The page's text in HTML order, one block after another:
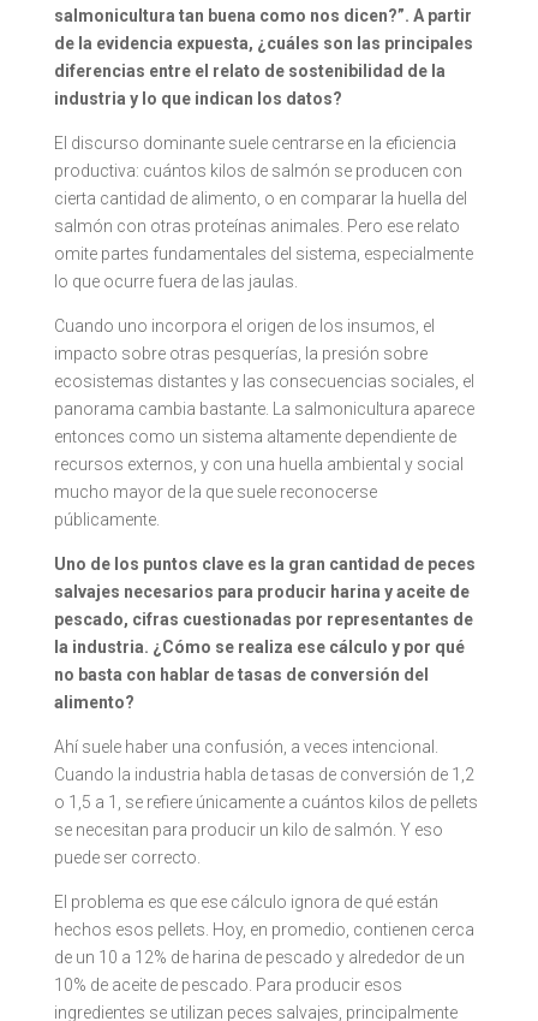
salmonicultura tan buena como nos dicen?”. A partir
de la evidencia expuesta, ¿cuáles son las principales
diferencias entre el relato de sostenibilidad de la
industria y lo que indican los datos?
El discurso dominante suele centrarse en la eficiencia
productiva: cuántos kilos de salmón se producen con
cierta cantidad de alimento, o en comparar la huella del
salmón con otras proteínas animales. Pero ese relato
omite partes fundamentales del sistema, especialmente
lo que ocurre fuera de las jaulas.
Cuando uno incorpora el origen de los insumos, el
impacto sobre otras pesquerías, la presión sobre
ecosistemas distantes y las consecuencias sociales, el
panorama cambia bastante. La salmonicultura aparece
entonces como un sistema altamente dependiente de
recursos externos, y con una huella ambiental y social
mucho mayor de la que suele reconocerse
públicamente.
Uno de los puntos clave es la gran cantidad de peces
salvajes necesarios para producir harina y aceite de
pescado, cifras cuestionadas por representantes de
la industria. ¿Cómo se realiza ese cálculo y por qué
no basta con hablar de tasas de conversión del
alimento?
Ahí suele haber una confusión, a veces intencional.
Cuando la industria habla de tasas de conversión de 1,2
o 1,5 a 1, se refiere únicamente a cuántos kilos de pellets
se necesitan para producir un kilo de salmón. Y eso
puede ser correcto.
El problema es que ese cálculo ignora de qué están
hechos esos pellets. Hoy, en promedio, contienen cerca
de un 10 a 12% de harina de pescado y alrededor de un
10% de aceite de pescado. Para producir esos
ingredientes se utilizan peces salvajes, principalmente